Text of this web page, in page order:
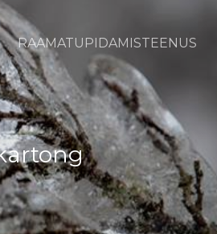
RAAMATUPIDAMISTEENUS